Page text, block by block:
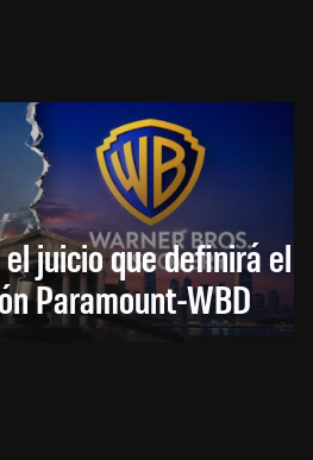
juicio que definirá el
Paramount-WBD